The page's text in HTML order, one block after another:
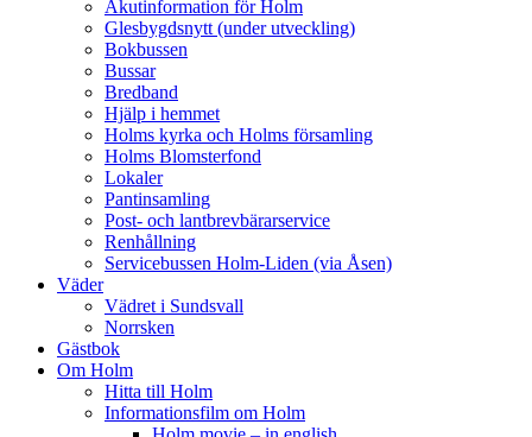
Akutinformation för Holm
Glesbygdsnytt (under utveckling)
Bokbussen
Bussar
Bredband
Hjälp i hemmet
Holms kyrka och Holms församling
Holms Blomsterfond
Lokaler
Pantinsamling
Post- och lantbrevbärarservice
Renhållning
Servicebussen Holm-Liden (via Åsen)
Väder
Vädret i Sundsvall
Norrsken
Gästbok
Om Holm
Hitta till Holm
Informationsfilm om Holm